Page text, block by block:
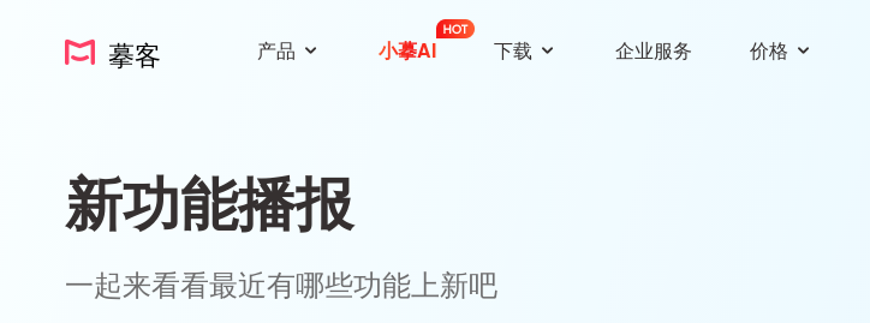
摹客 产品 小摹AI 下载 企业服务 价格
新功能播报
一起来看看最近有哪些功能上新吧